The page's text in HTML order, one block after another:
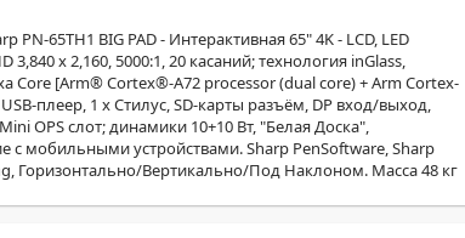
PN-65TH1 BIG PAD - Интерактивная 65" 4K - LСD, LED
3,840 x 2,160, 5000:1, 20 касаний; технология inGlass,
Core [Arm® Cortex®-A72 processor (dual core) + Arm Cortex-
плеер, 1 x Стилус, SD-карты разъём, DP вход/выход,
OPS слот; динамики 10+10 Вт, "Белая Доска",
с мобильными устройствами. Sharp PenSoftware, Sharp
Горизонтально/Вертикально/Под Наклоном. Масса 48 кг